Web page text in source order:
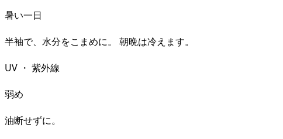
暑い一日
半袖で、水分をこまめに。 朝晩は冷えます。
UV ・ 紫外線
弱め
油断せずに。